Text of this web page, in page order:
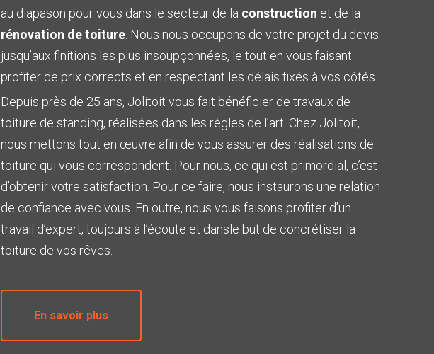
au diapason pour vous dans le secteur de la construction et de la
rénovation de toiture . Nous nous occupons de votre projet du devis
jusqu’aux finitions les plus insoupçonnées, le tout en vous faisant
profiter de prix corrects et en respectant les délais fixés à vos côtés.
Depuis près de 25 ans, Jolitoit vous fait bénéficier de travaux de
toiture de standing, réalisées dans les règles de l’art. Chez Jolitoit,
nous mettons tout en œuvre afin de vous assurer des réalisations de
toiture qui vous correspondent. Pour nous, ce qui est primordial, c’est
d’obtenir votre satisfaction. Pour ce faire, nous instaurons une relation
de confiance avec vous. En outre, nous vous faisons profiter d’un
travail d’expert, toujours à l’écoute et dansle but de concrétiser la
toiture de vos rêves.
En savoir plus